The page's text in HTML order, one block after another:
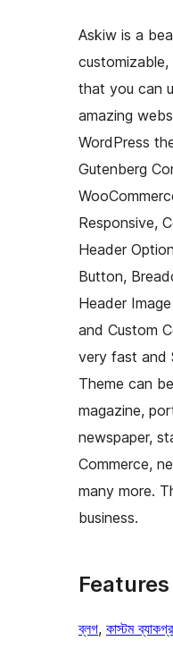
Askiw is a
customizable,
that you can
amazing
WordPress
Gutenberg
Responsive,
Header
Button,
Header
and Custom
very fast and
Theme can
magazine,
newspaper,
Commerce,
many more.
business.
Features
ব্লগ, কাস্টম